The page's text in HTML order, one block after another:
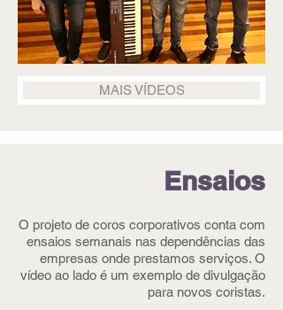
MAIS VÍDEOS
Ensaios​
O projeto de coros corporativos conta com
ensaios semanais nas dependências das
empresas onde prestamos serviços. O
vídeo ao lado é um exemplo de divulgação
para novos coristas.